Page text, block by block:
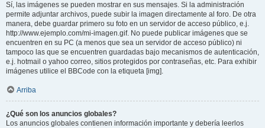
Sí, las imágenes se pueden mostrar en sus mensajes. Si la administración
permite adjuntar archivos, puede subir la imagen directamente al foro. De otra
manera, debe guardar primero su foto en un servidor de acceso público, e.j.
http://www.ejemplo.com/mi-imagen.gif. No puede publicar imágenes que se
encuentren en su PC (a menos que sea un servidor de acceso público) ni
tampoco las que se encuentren guardadas bajo mecanismos de autenticación,
e.j. hotmail o yahoo correo, sitios protegidos por contraseñas, etc. Para exhibir
imágenes utilice el BBCode con la etiqueta [img].
Arriba
¿Qué son los anuncios globales?
Los anuncios globales contienen información importante y debería leerlos